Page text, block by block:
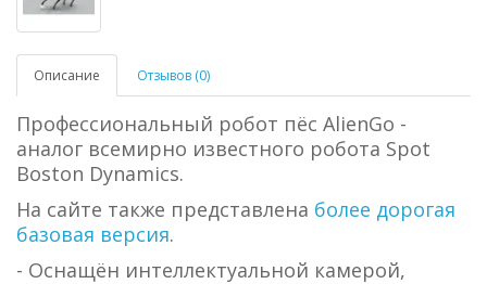
Описание Отзывов (0)
Профессиональный робот пёс AlienGo -
аналог всемирно известного робота Spot
Boston Dynamics.
На сайте также представлена более дорогая
базовая версия.
- Оснащён интеллектуальной камерой,